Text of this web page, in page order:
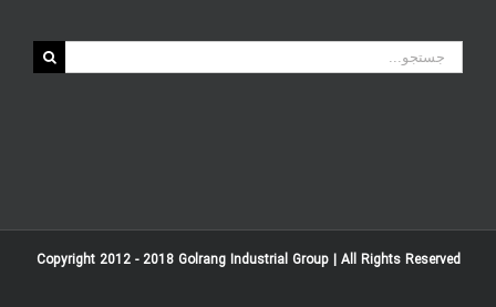
جستجو
برای:
Copyright 2012 - 2018 Golrang Industrial Group| All Rights Reserved